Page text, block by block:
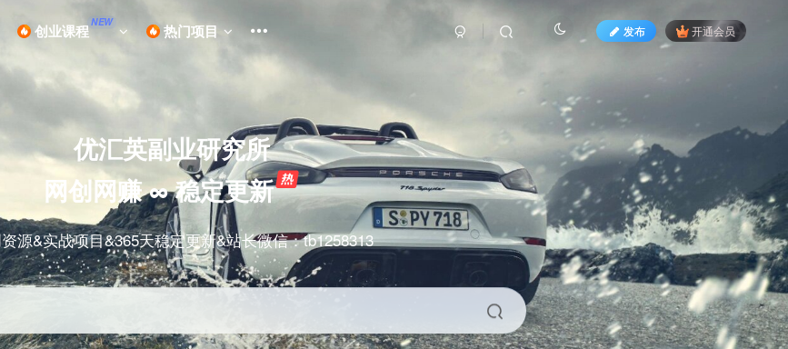
创业课程NEW 热门项目 发布 开通会员
优汇英副业研究所
网创网赚 ∞ 稳定更新
源&实战项目&365天稳定更新&站长微信：tb1258313